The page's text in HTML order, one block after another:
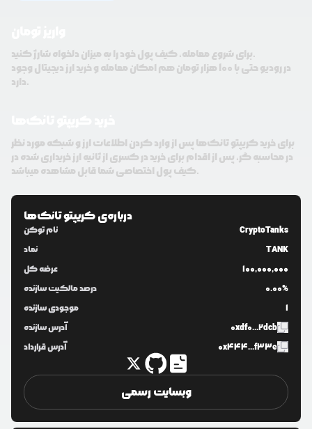
برای شروع معامله، کیف پول خود را به میزان دلخواه شارژ کنید.
در رودیو حتی با 100 هزار تومان هم امکان معامله و خرید ارز دیجیتال وجود
دارد.
برای خرید کریپتو تانک‌ها پس از وارد کردن اطلاعات ارز و شبکه مورد نظر
در محاسبه گر، پس از اقدام برای خرید در کسری از ثانیه ارز خریداری شده در
کیف پول اختصاصی شما قابل مشاهده میباشد.
درباره‌یکریپتو تانک‌ها
نام توکن
CryptoTanks
نماد
TANK
عرضه کل
100,000,000
درصد مالکیت سازنده
0.00%
موجودی سازنده
1
آدرس سازنده
0xdf0...2dcb
آدرس قرارداد
0x444...f33e
وبسایت رسمی